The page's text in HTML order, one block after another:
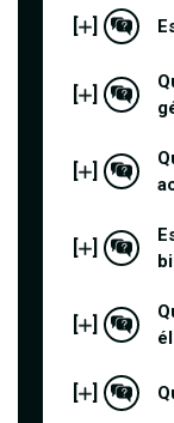
[ ]
[ ]
[ ]
[ ]
[ ]
[ ]